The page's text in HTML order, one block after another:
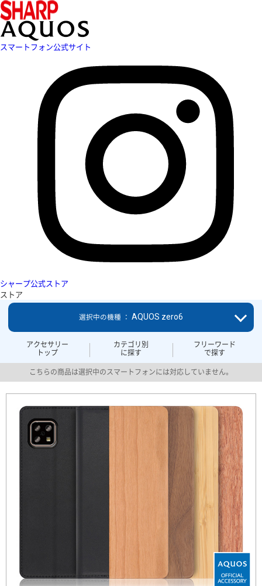
スマートフォン公式サイト
シャープ公式ストア
ストア
アクセサリー
トップ
カテゴリ別
に探す
フリーワード
で探す
選択中の機種 ： AQUOS zero6
こちらの商品は選択中のスマートフォンには対応していません。